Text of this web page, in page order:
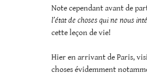
Note cependant avant de
l’état de choses qui ne nous
cette leçon de vie!
Hier en arrivant de Paris,
choses évidemment